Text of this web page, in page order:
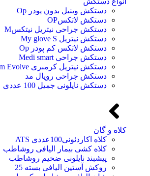
دستکش وینیل بدون پودر Op
دستکش لاتکسOP
دستکش جراحی نیتریل نیتکسM
دستکش نیتریل My glove S
دستکش لاتکس کم پودر Op
دستکش جراحی Medi smart
دستکش نیتریل کرمبری m Evolve
دستکش جراحی رویال مد
دستکش نایلونی جمیل 100 عددی
کلاه و گان
کلاه اکاردئونی100عددی ATS
کلاه کشی بیمار الیافی روشاطب
پیشبند نایلونی ضخیم روشاطب
روکش آستین الیافی بسته 25